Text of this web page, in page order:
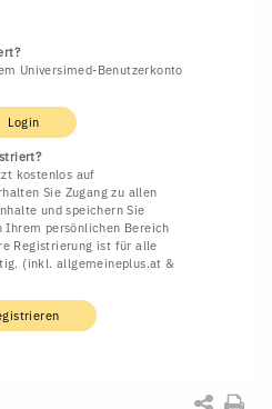
Universimed-Benutzerkonto
Login
kostenlos auf
Sie Zugang zu allen
und speichern Sie
Ihrem persönlichen Bereich
Registrierung ist für alle
(inkl. allgemeineplus.at &